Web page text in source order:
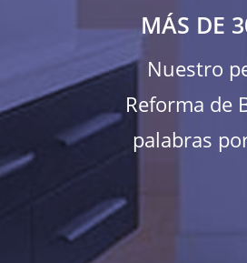
MÁS DE
Nuestro
Reforma de
palabras